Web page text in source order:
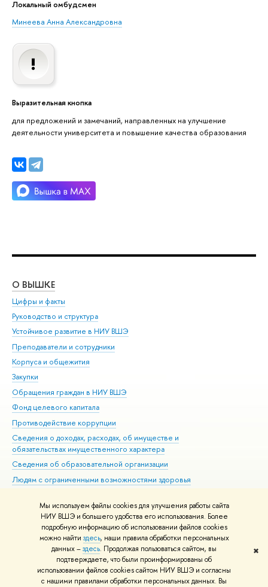
Мы используем файлы cookies для улучшения работы сайта
НИУ ВШЭ и большего удобства его использования. Более
подробную информацию об использовании файлов cookies
можно найти здесь, наши правила обработки персональных
данных –здесь. Продолжая пользоваться сайтом, вы
подтверждаете, что были проинформированы об
использовании файлов cookies сайтом НИУ ВШЭ и согласны
с нашими правилами обработки персональных данных. Вы
✖
Локальный омбудсмен
Минеева Анна Александровна
Выразительная кнопка
для предложений и замечаний, направленных на улучшение
деятельности университета и повышение качества образования
О ВЫШКЕ
Цифры и факты
Руководство и структура
Устойчивое развитие в НИУ ВШЭ
Преподаватели и сотрудники
Корпуса и общежития
Закупки
Обращения граждан в НИУ ВШЭ
Фонд целевого капитала
Противодействие коррупции
Сведения о доходах, расходах, об имуществе и
обязательствах имущественного характера
Сведения об образовательной организации
Людям с ограниченными возможностями здоровья
Работа в Вышке
© НИУ ВШЭ 1993–2026 Адреса и контакты Условия использования
материалов Политика конфиденциальности Карта сайта